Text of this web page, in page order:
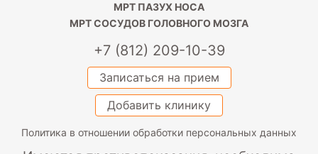
МРТ ПАЗУХ НОСА
МРТ СОСУДОВ ГОЛОВНОГО МОЗГА
+7 (812) 209-10-39
Записаться на прием
Добавить клинику
Политика в отношении обработки персональных данных